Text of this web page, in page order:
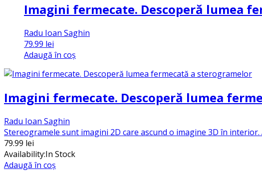
Imagini fermecate. Descoperă lumea
Radu Ioan Saghin
79.99 lei
Adaugă în coș
Imagini fermecate. Descoperă lumea
Radu Ioan Saghin
Stereogramele sunt imagini 2D care ascund o imagine 3D în
79.99 lei
Availability:In Stock
Adaugă în coș